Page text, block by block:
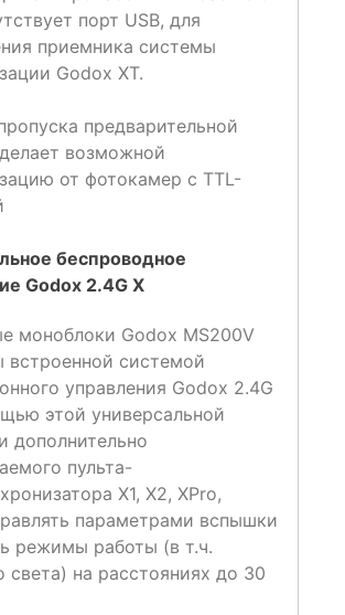
порт USB, для
приемника системы
Godox XT.
предварительной
возможной
от фотокамер с TTL-
беспроводное
Godox 2.4G X
моноблоки Godox MS200V
встроенной системой
управления Godox 2.4G
этой универсальной
дополнительно
пульта-
X1, X2, XPro,
параметрами вспышки
режимы работы (в т.ч.
света) на расстояниях до 30